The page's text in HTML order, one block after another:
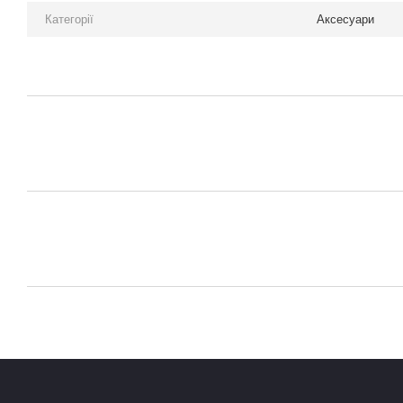
Категорії Аксесуари